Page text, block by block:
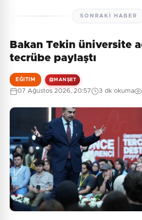
SONRAKI HABER
Bakan Tekin üniversite
tecrübe paylaştı
EĞITIM MANŞET
07 Ağustos 2026, 20:57 3 dk okuma